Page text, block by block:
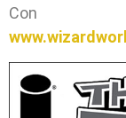
Con